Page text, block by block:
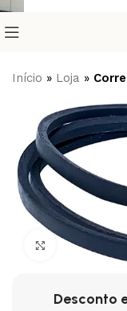
Início » Loja »
Clique para
Desconto